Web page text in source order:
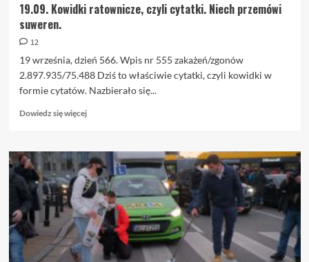
19.09. Kowidki ratownicze, czyli cytatki. Niech przemówi
suweren.
12
19 września, dzień 566. Wpis nr 555 zakażeń/zgonów
2.897.935/75.488 Dziś to właściwie cytatki, czyli kowidki w
formie cytatów. Nazbierało się...
Dowiedz się więcejDowiedz
o
19.09.
Kowidki
ratownicze,
czyli
cytatki.
Niech
przemówi
suweren.